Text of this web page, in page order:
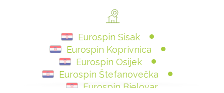
Eurospin Sisak
Eurospin Koprivnica
Eurospin Osijek
Eurospin Štefanovečka
Eurospin Bjelovar